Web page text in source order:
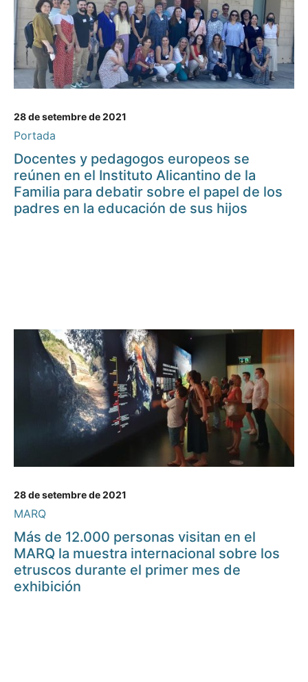
28 de setembre de 2021
Portada
Docentes y pedagogos europeos se
reúnen en el Instituto Alicantino de la
Familia para debatir sobre el papel de los
padres en la educación de sus hijos
28 de setembre de 2021
MARQ
Más de 12.000 personas visitan en el
MARQ la muestra internacional sobre los
etruscos durante el primer mes de
exhibición